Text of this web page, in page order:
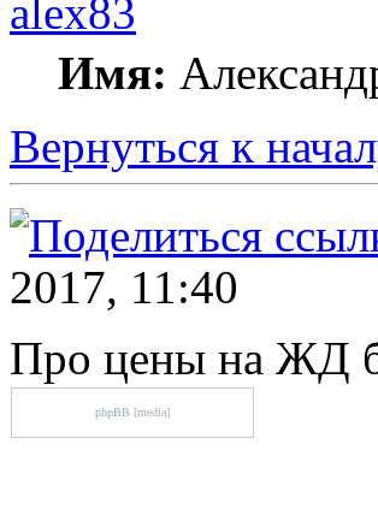
alex83
Имя:
Вернуться к
2017, 11:40
Про цены на ЖД
phpBB [media]